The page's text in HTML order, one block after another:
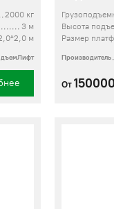
2000 кг
3 м
м
Высота
Размер
Производитель
От